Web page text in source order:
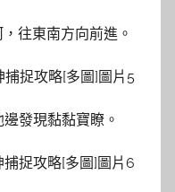
往東南方向前進。
發現黏黏寶瞭。